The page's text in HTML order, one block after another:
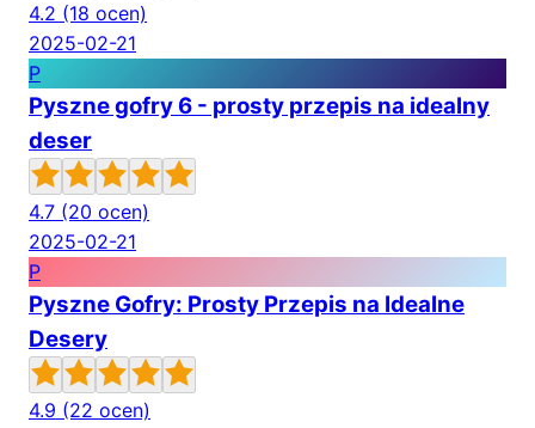
4.2 (18 ocen)
2025-02-21
P
Pyszne gofry 6 - prosty przepis na idealny
deser
4.7 (20 ocen)
2025-02-21
P
Pyszne Gofry: Prosty Przepis na Idealne
Desery
4.9 (22 ocen)